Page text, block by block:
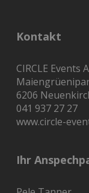
Kontakt
CIRCLE Events
6206
041 937 27 27
www.circle-
Ihr